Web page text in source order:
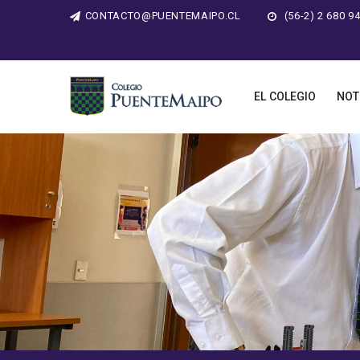
CONTACTO@PUENTEMAIPO.CL (56-2) 2 680
EL COLEGIO